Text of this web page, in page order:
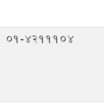
01-4211104